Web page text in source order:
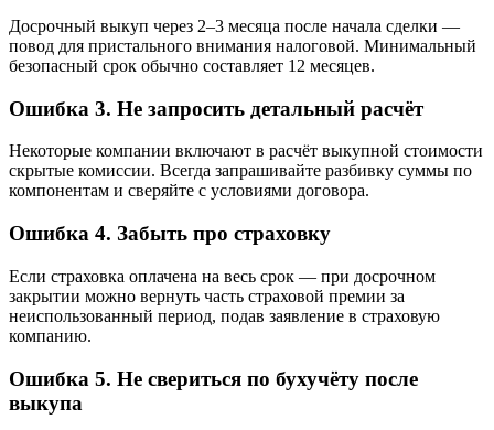
Досрочный выкуп через 2–3 месяца после начала сделки —
повод для пристального внимания налоговой. Минимальный
безопасный срок обычно составляет 12 месяцев.
Ошибка 3. Не запросить детальный расчёт
Некоторые компании включают в расчёт выкупной стоимости
скрытые комиссии. Всегда запрашивайте разбивку суммы по
компонентам и сверяйте с условиями договора.
Ошибка 4. Забыть про страховку
Если страховка оплачена на весь срок — при досрочном
закрытии можно вернуть часть страховой премии за
неиспользованный период, подав заявление в страховую
компанию.
Ошибка 5. Не свериться по бухучёту после
выкупа